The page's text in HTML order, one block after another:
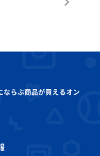
ならぶ商品が買えるオン